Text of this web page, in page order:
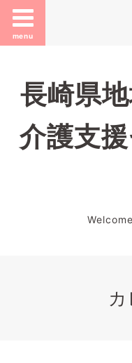
menu
長崎県
介護支